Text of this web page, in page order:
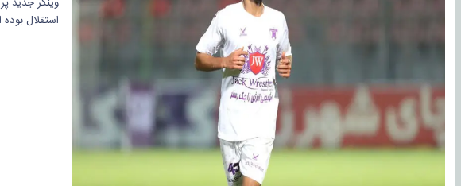
استقلال